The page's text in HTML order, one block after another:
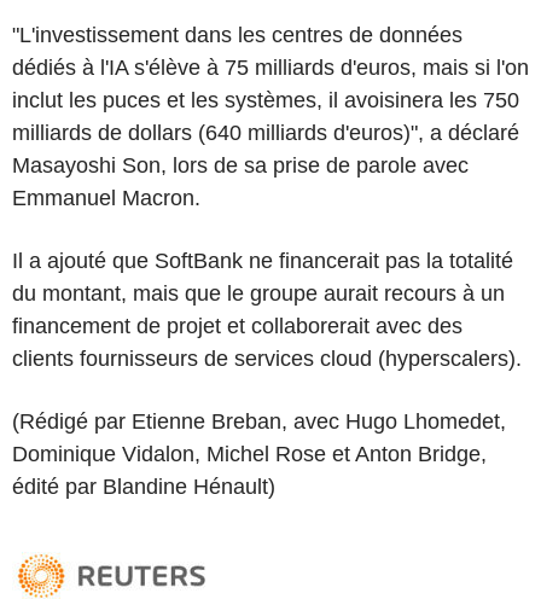
"L'investissement dans les centres de données
dédiés à l'IA s'élève à 75 milliards d'euros, mais si l'on
inclut les puces et les systèmes, il avoisinera les 750
milliards de dollars (640 milliards d'euros)", a déclaré
Masayoshi Son, lors de sa prise de parole avec
Emmanuel Macron.
Il a ajouté que SoftBank ne financerait pas la totalité
du montant, mais que le groupe aurait recours à un
financement de projet et collaborerait avec des
clients fournisseurs de services cloud (hyperscalers).
(Rédigé par Etienne Breban, avec Hugo Lhomedet,
Dominique Vidalon, Michel Rose et Anton Bridge,
édité par Blandine Hénault)